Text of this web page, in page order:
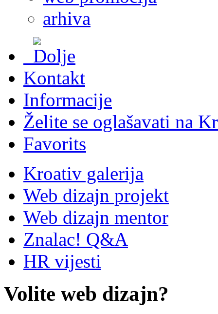
arhiva
Kontakt
Informacije
Želite se oglašavati na
Favorits
Kroativ galerija
Web dizajn projekt
Web dizajn mentor
Znalac! Q&A
HR vijesti
Volite web dizajn?